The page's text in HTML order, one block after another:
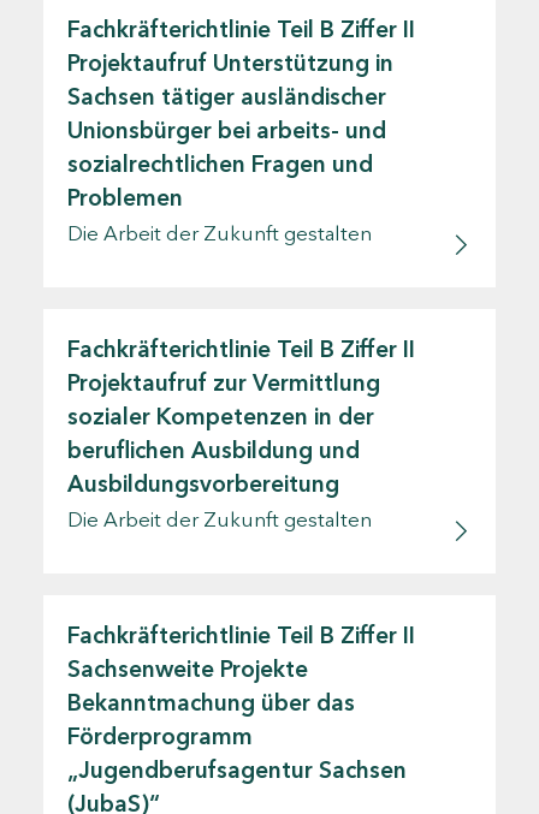
Fachkräfterichtlinie Teil B Ziffer II
Projektaufruf Unterstützung in
Sachsen tätiger ausländischer
Unionsbürger bei arbeits- und
sozialrechtlichen Fragen und
Problemen
Die Arbeit der Zukunft gestalten
Fachkräfterichtlinie Teil B Ziffer II
Projektaufruf zur Vermittlung
sozialer Kompetenzen in der
beruflichen Ausbildung und
Ausbildungsvorbereitung
Die Arbeit der Zukunft gestalten
Fachkräfterichtlinie Teil B Ziffer II
Sachsenweite Projekte
Bekanntmachung über das
Förderprogramm
„Jugendberufsagentur Sachsen
(JubaS)“